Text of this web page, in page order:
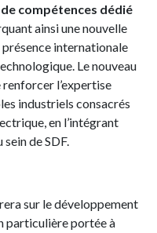
compétences dédié
ainsi une nouvelle
internationale
Le nouveau
l’expertise
industriels consacrés
en l’intégrant
de SDF.
sur le développement
particulière portée à